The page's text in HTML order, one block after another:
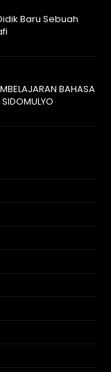
Baru Sebuah
BAHASA